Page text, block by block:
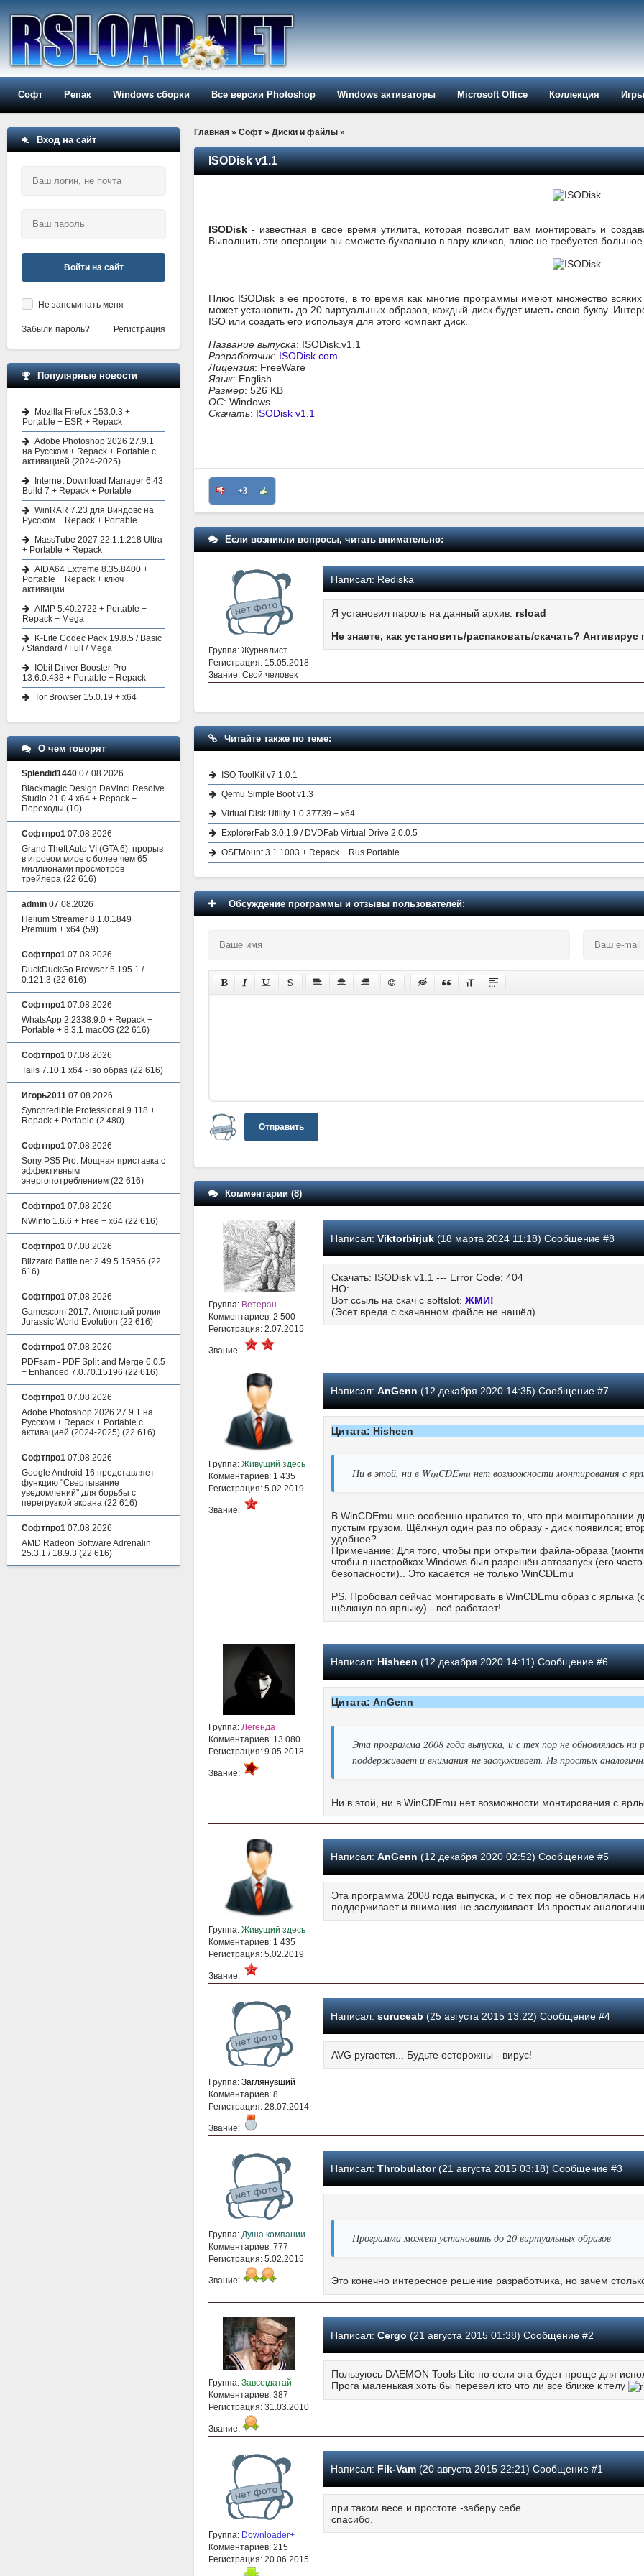
Софт Репак Windows сборки Все версии Photoshop Windows активаторы Microsoft Office Коллекция Игры
Главная » Софт » Диски и файлы »
ISODisk v1.1
ISODisk - известная в свое время утилита, которая позволит вам монтировать и
Выполнить эти операции вы сможете буквально в пару кликов, плюс не требуется
Плюс ISODisk в ее простоте, в то время как многие программы имеют множество
может установить до 20 виртуальных образов, каждый диск будет иметь свою букву.
ISO или создать его используя для этого компакт диск.
Название выпуска: ISODisk.v1.1
Разработчик: ISODisk.com
Лицензия: FreeWare
Язык: English
Размер: 526 KB
ОС: Windows
Скачать: ISODisk v1.1
+3
Если возникли вопросы, читать внимательно:
Группа: Журналист
Регистрация: 15.05.2018
Звание: Свой человек
Написал:Rediska
Я установил пароль на данный архив: rsload
Не знаете, как установить/распаковать/скачать?
Читайте также по теме:
ISO ToolKit v7.1.0.1
Qemu Simple Boot v1.3
Virtual Disk Utility 1.0.37739 + x64
ExplorerFab 3.0.1.9 / DVDFab Virtual Drive 2.0.0.5
OSFMount 3.1.1003 + Repack + Rus Portable
Обсуждение программы и отзывы пользователей:
Отправить
Комментарии (8)
Группа: Ветеран
Комментариев: 2 500
Регистрация: 2.07.2015
Звание:
Написал: Viktorbirjuk(18 марта 2024 11:18) Сообщение #8
Скачать: ISODisk v1.1 --- Error Code: 404
НО:
Вот ссыль на скач с softslot: ЖМИ!
(Эсет вреда с скачанном файле не нашёл).
Группа: Живущий здесь
Комментариев: 1 435
Регистрация: 5.02.2019
Звание:
Написал: AnGenn(12 декабря 2020 14:35) Сообщение #7
Цитата: Hisheen
Ни в этой, ни в WinCDEmu нет возможности монтирования с
В WinCDEmu мне особенно нравится то, что при монтировании
пустым грузом. Щёлкнул один раз по образу - диск появился;
удобнее?
Примечание: Для того, чтобы при открытии файла-образа
чтобы в настройках Windows был разрешён автозапуск (его
безопасности).. Это касается не только WinCDEmu
PS. Пробовал сейчас монтировать в WinCDEmu образ с ярлыка
щёлкнул по ярлыку) - всё работает!
Группа: Легенда
Комментариев: 13 080
Регистрация: 9.05.2018
Звание:
Написал: Hisheen(12 декабря 2020 14:11) Сообщение #6
Цитата: AnGenn
Эта программа 2008 года выпуска, и с тех пор не обновлялась
поддерживает и внимания не заслуживает. Из простых
Ни в этой, ни в WinCDEmu нет возможности монтирования с
Группа: Живущий здесь
Комментариев: 1 435
Регистрация: 5.02.2019
Звание:
Написал: AnGenn(12 декабря 2020 02:52) Сообщение #5
Эта программа 2008 года выпуска, и с тех пор не обновлялась
поддерживает и внимания не заслуживает. Из простых
Группа: Заглянувший
Комментариев: 8
Регистрация: 28.07.2014
Звание:
Написал: suruceab(25 августа 2015 13:22) Сообщение #4
AVG ругается... Будьте осторожны - вирус!
Группа: Душа компании
Комментариев: 777
Регистрация: 5.02.2015
Звание:
Написал: Throbulator(21 августа 2015 03:18) Сообщение #3
Программа может установить до 20 виртуальных образов
Это конечно интересное решение разработчика, но зачем
Группа: Завсегдатай
Комментариев: 387
Регистрация: 31.03.2010
Звание:
Написал: Cergo(21 августа 2015 01:38) Сообщение #2
Пользуюсь DAEMON Tools Lite но если эта будет проще для
Прога маленькая хоть бы перевел кто что ли все ближе к телу
Группа: Downloader+
Комментариев: 215
Регистрация: 20.06.2015
Написал: Fik-Vam(20 августа 2015 22:21) Сообщение #1
при таком весе и простоте -заберу себе.
спасибо.
Вход на сайт
Войти на сайт
Не запоминать меня
Забыли пароль? Регистрация
Популярные новости
Mozilla Firefox 153.0.3 +
Portable + ESR + Repack
Adobe Photoshop 2026 27.9.1
на Русском + Repack + Portable с
активацией (2024-2025)
Internet Download Manager 6.43
Build 7 + Repack + Portable
WinRAR 7.23 для Виндовс на
Русском + Repack + Portable
MassTube 2027 22.1.1.218 Ultra
+ Portable + Repack
AIDA64 Extreme 8.35.8400 +
Portable + Repack + ключ
активации
AIMP 5.40.2722 + Portable +
Repack + Mega
K-Lite Codec Pack 19.8.5 / Basic
/ Standard / Full / Mega
IObit Driver Booster Pro
13.6.0.438 + Portable + Repack
Tor Browser 15.0.19 + x64
О чем говорят
Splendid1440 07.08.2026
Blackmagic Design DaVinci Resolve
Studio 21.0.4 x64 + Repack +
Переходы (10)
Софтпро1 07.08.2026
Grand Theft Auto VI (GTA 6): прорыв
в игровом мире с более чем 65
миллионами просмотров
трейлера (22 616)
admin 07.08.2026
Helium Streamer 8.1.0.1849
Premium + x64 (59)
Софтпро1 07.08.2026
DuckDuckGo Browser 5.195.1 /
0.121.3 (22 616)
Софтпро1 07.08.2026
WhatsApp 2.2338.9.0 + Repack +
Portable + 8.3.1 macOS (22 616)
Софтпро1 07.08.2026
Tails 7.10.1 x64 - iso образ (22 616)
Игорь2011 07.08.2026
Synchredible Professional 9.118 +
Repack + Portable (2 480)
Софтпро1 07.08.2026
Sony PS5 Pro: Мощная приставка с
эффективным
энергопотреблением (22 616)
Софтпро1 07.08.2026
NWinfo 1.6.6 + Free + x64 (22 616)
Софтпро1 07.08.2026
Blizzard Battle.net 2.49.5.15956 (22
616)
Софтпро1 07.08.2026
Gamescom 2017: Анонсный ролик
Jurassic World Evolution (22 616)
Софтпро1 07.08.2026
PDFsam - PDF Split and Merge 6.0.5
+ Enhanced 7.0.70.15196 (22 616)
Софтпро1 07.08.2026
Adobe Photoshop 2026 27.9.1 на
Русском + Repack + Portable с
активацией (2024-2025) (22 616)
Софтпро1 07.08.2026
Google Android 16 представляет
функцию "Свертывание
уведомлений" для борьбы с
перегрузкой экрана (22 616)
Софтпро1 07.08.2026
AMD Radeon Software Adrenalin
25.3.1 / 18.9.3 (22 616)